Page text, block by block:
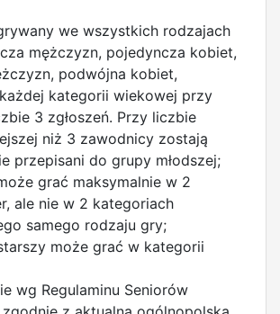
we wszystkich rodzajach
mężczyzn, pojedyncza kobiet,
podwójna kobiet,
kategorii wiekowej przy
3 zgłoszeń. Przy liczbie
niż 3 zawodnicy zostają
przepisani do grupy młodszej;
grać maksymalnie w 2
ale nie w 2 kategoriach
samego rodzaju gry;
może grać w kategorii
wg Regulaminu Seniorów